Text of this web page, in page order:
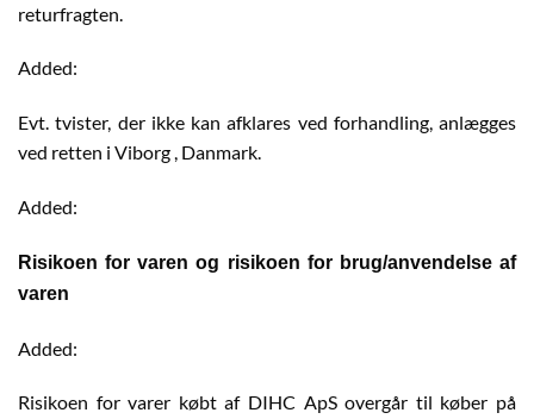
returfragten.
Added:
Evt. tvister, der ikke kan afklares ved forhandling, anlægges
ved retten i Viborg , Danmark.
Added:
Risikoen for varen og risikoen for brug/anvendelse af
varen
Added:
Risikoen for varer købt af DIHC ApS overgår til køber på